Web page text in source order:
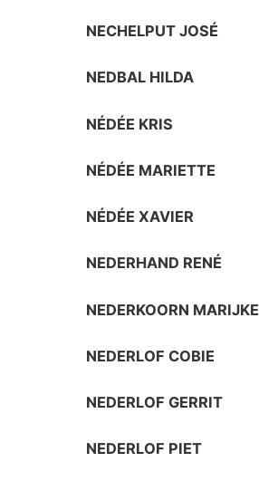
NECHELPUT JOSÉ
NEDBAL HILDA
NÉDÉE KRIS
NÉDÉE MARIETTE
NÉDÉE XAVIER
NEDERHAND RENÉ
NEDERKOORN MARIJKE
NEDERLOF COBIE
NEDERLOF GERRIT
NEDERLOF PIET